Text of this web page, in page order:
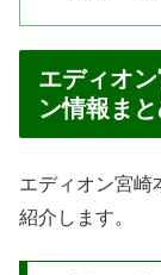
エディオ
ン情報ま
エディオン宮崎
紹介します。